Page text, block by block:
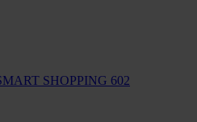
SHOPPING 602